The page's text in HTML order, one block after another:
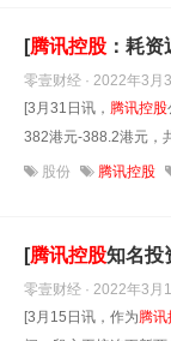
[腾讯控股 ：耗
零壹财经 · 2022年3月
[3月31日讯， 腾讯控股
382港元-388.2港元，
股份 腾讯控股
[腾讯控股知名投
零壹财经 · 2022年3月
[3月15日讯，作为腾讯